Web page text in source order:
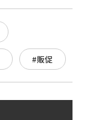
#販促